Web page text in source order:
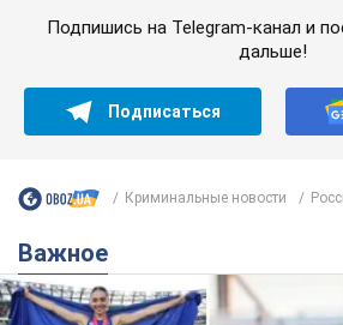
Важное